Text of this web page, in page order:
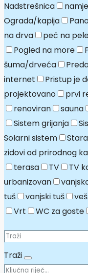
Nadstrešnica
Ograda/kapija
na drva
peć na
Pogled na more
šuma/drveća
internet
Pristup je
projektovano
prvi
renoviran
sauna
Sistem grijanja
Solarni sistem
zidovi od prirodnog
terasa
TV TV
urbanizovan
tuš
vanjski tuš
Vrt
WC za goste
Traži